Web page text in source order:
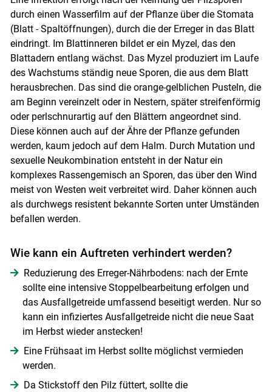
Skip to main content
durch einen Wasserfilm auf der Pflanze über die Stomata
(Blatt - Spaltöffnungen), durch die der Erreger in das Blatt
eindringt. Im Blattinneren bildet er ein Myzel, das den
Blattadern entlang wächst. Das Myzel produziert im Laufe
des Wachstums ständig neue Sporen, die aus dem Blatt
herausbrechen. Das sind die orange-gelblichen Pusteln, die
am Beginn vereinzelt oder in Nestern, später streifenförmig
oder perlschnurartig auf den Blättern angeordnet sind.
Diese können auch auf der Ähre der Pflanze gefunden
werden, kaum jedoch auf dem Halm. Durch Mutation und
sexuelle Neukombination entsteht in der Natur ein
komplexes Rassengemisch an Sporen, das über den Wind
meist von Westen weit verbreitet wird. Daher können auch
als durchwegs resistent bekannte Sorten unter Umständen
befallen werden.
Wie kann ein Auftreten verhindert werden?
Reduzierung des Erreger-Nährbodens: nach der Ernte
sollte eine intensive Stoppelbearbeitung erfolgen und
das Ausfallgetreide umfassend beseitigt werden. Nur so
kann ein infiziertes Ausfallgetreide nicht die neue Saat
im Herbst wieder anstecken!
Eine Frühsaat im Herbst sollte möglichst vermieden
werden.
Da Stickstoff den Pilz füttert, sollte die